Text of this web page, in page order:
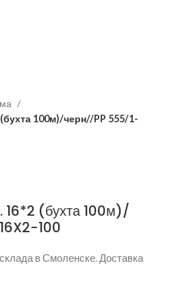
100м)/черн//PP 555/1-
16*2 (бухта 100м)/
100
в Смоленске. Доставка